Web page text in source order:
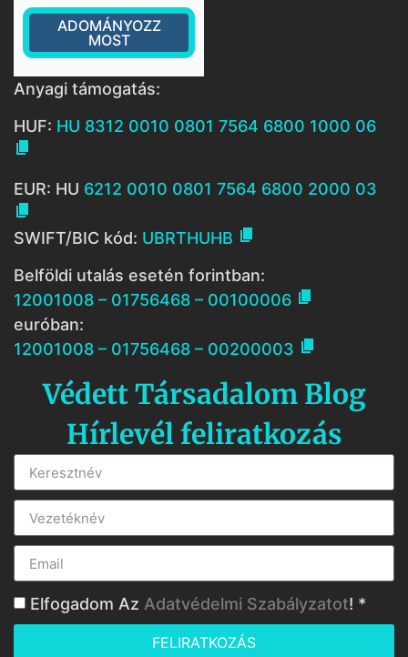
ADOMÁNYOZZ
MOST
Anyagi támogatás:
HUF: HU 8312 0010 0801 7564 6800 1000 06

EUR: HU 6212 0010 0801 7564 6800 2000 03

SWIFT/BIC kód: UBRTHUHB 
Belföldi utalás esetén forintban:
12001008 – 01756468 – 00100006 
euróban:
12001008 – 01756468 – 00200003 
Védett Társadalom Blog
Hírlevél feliratkozás
Elfogadom Az Adatvédelmi Szabályzatot! *
FELIRATKOZÁS